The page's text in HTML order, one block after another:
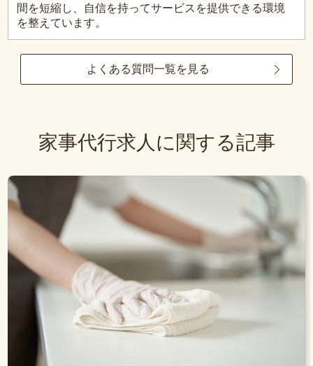
間を短縮し、自信を持ってサービスを提供できる環境
を整えています。
よくある質問一覧を見る
家事代行求人に関する記事